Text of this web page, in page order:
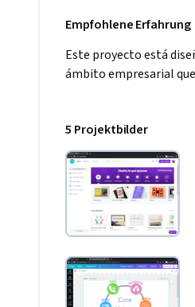
Empfohlene Erfahrung
Este proyecto está
ámbito empresarial
5 Projektbilder